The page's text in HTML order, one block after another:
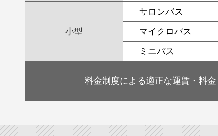
小型
サロンバス
マイクロバス
ミニバス
料金制度による適正な運賃・料金